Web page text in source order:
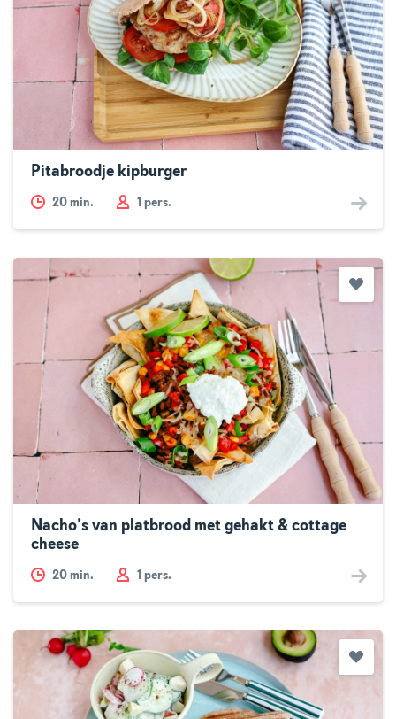
Pitabroodje kipburger
20 min. 1 pers.
Nacho’s van platbrood met gehakt & cottage
cheese
20 min. 1 pers.